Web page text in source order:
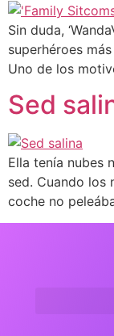
Sin duda,
superhéroes
Uno de los
Sed
Ella tenía nubes
sed. Cuando los
coche no